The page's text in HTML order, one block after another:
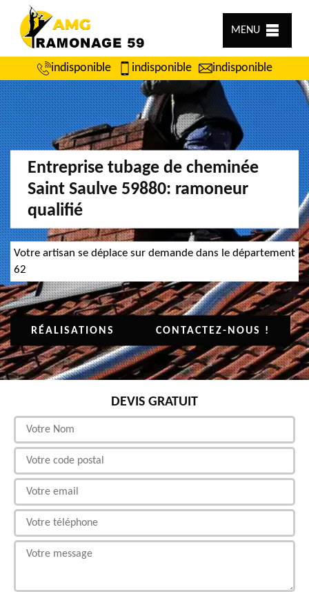
MENU
indisponible indisponible indisponible
Entreprise tubage de cheminée
Saint Saulve 59880: ramoneur
qualifié
Votre artisan se déplace sur demande dans le département
62
RÉALISATIONS CONTACTEZ-NOUS !
DEVIS GRATUIT